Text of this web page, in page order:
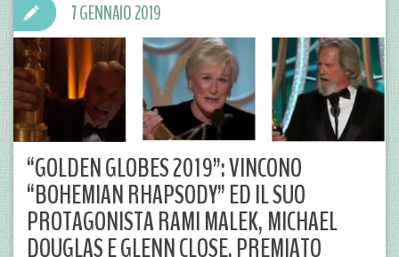
“GOLDEN GLOBES 2019”: VINCONO
“BOHEMIAN RHAPSODY” ED IL SUO
PROTAGONISTA RAMI MALEK, MICHAEL
DOUGLAS E GLENN CLOSE. PREMIATO
7 GENNAIO 2019